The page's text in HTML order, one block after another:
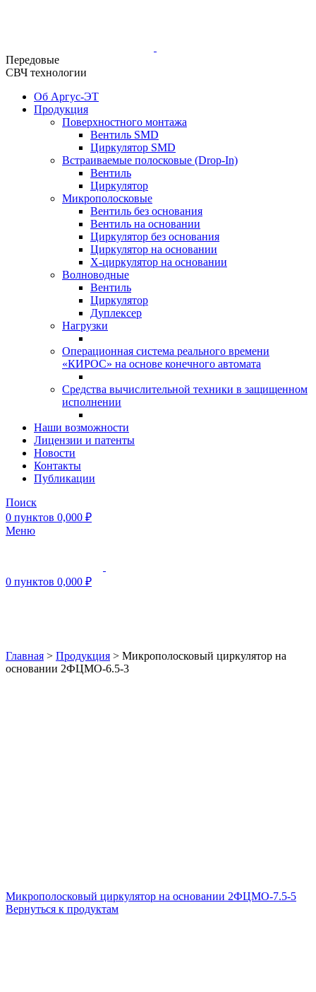
Передовые
СВЧ технологии
Об Аргус-ЭТ
Продукция
Поверхностного монтажа
Вентиль SMD
Циркулятор SMD
Встраиваемые полосковые (Drop-In)
Вентиль
Циркулятор
Микрополосковые
Вентиль без основания
Вентиль на основании
Циркулятор без основания
Циркулятор на основании
Х-циркулятор на основании
Волноводные
Вентиль
Циркулятор
Дуплексер
Нагрузки
Операционная система реального времени
«КИРОС» на основе конечного автомата
Средства вычислительной техники в защищенном
исполнении
Наши возможности
Лицензии и патенты
Новости
Контакты
Публикации
Поиск
0 пунктов 0,000 ₽
Меню
0 пунктов 0,000 ₽
Главная > Продукция > Микрополосковый циркулятор на
основании 2ФЦМО-6.5-3
Микрополосковый циркулятор на основании 2ФЦМО-7.5-5
Вернуться к продуктам